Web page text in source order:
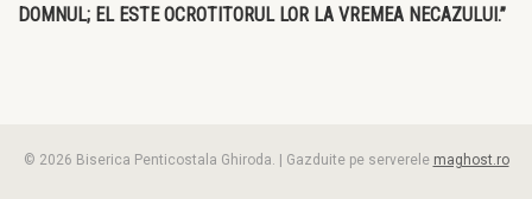
DOMNUL; EL ESTE OCROTITORUL LOR LA VREMEA NECAZULUI.”
© 2026 Biserica Penticostala Ghiroda. | Gazduite pe serverele maghost.ro